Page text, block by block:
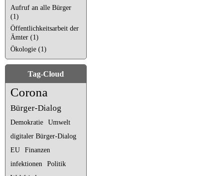
Aufruf an alle Bürger
(1)
Öffentlichkeitsarbeit der
Ämter (1)
Ökologie (1)
Tag-Cloud
Corona
Bürger-Dialog
Demokratie
Umwelt
digitaler Bürger-Dialog
EU
Finanzen
infektionen
Politik